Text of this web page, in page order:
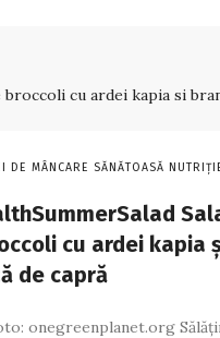
DE MÂNCARE SĂNĂTOASĂ
cu ardei kapia
de capră
onegreenplanet.org